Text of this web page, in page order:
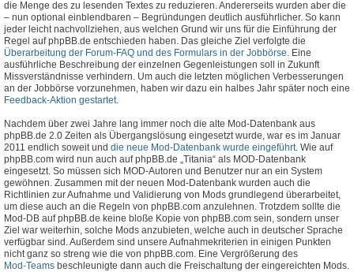
die Menge des zu lesenden Textes zu reduzieren. Andererseits wurden aber die
– nun optional einblendbaren – Begründungen deutlich ausführlicher. So kann
jeder leicht nachvollziehen, aus welchen Grund wir uns für die Einführung der
Regel auf phpBB.de entschieden haben. Das gleiche Ziel verfolgte die
Überarbeitung der Forum-FAQ und des Formulars in der Jobbörse. Eine
ausführliche Beschreibung der einzelnen Gegenleistungen soll in Zukunft
Missverständnisse verhindern. Um auch die letzten möglichen Verbesserungen
an der Jobbörse vorzunehmen, haben wir dazu ein halbes Jahr später noch eine
Feedback-Aktion gestartet.
Nachdem über zwei Jahre lang immer noch die alte Mod-Datenbank aus
phpBB.de 2.0 Zeiten als Übergangslösung eingesetzt wurde, war es im Januar
2011 endlich soweit und die neue Mod-Datenbank wurde eingeführt. Wie auf
phpBB.com wird nun auch auf phpBB.de „Titania“ als MOD-Datenbank
eingesetzt. So müssen sich MOD-Autoren und Benutzer nur an ein System
gewöhnen. Zusammen mit der neuen Mod-Datenbank wurden auch die
Richtlinien zur Aufnahme und Validierung von Mods grundlegend überarbeitet,
um diese auch an die Regeln von phpBB.com anzulehnen. Trotzdem sollte die
Mod-DB auf phpBB.de keine bloße Kopie von phpBB.com sein, sondern unser
Ziel war weiterhin, solche Mods anzubieten, welche auch in deutscher Sprache
verfügbar sind. Außerdem sind unsere Aufnahmekriterien in einigen Punkten
nicht ganz so streng wie die von phpBB.com. Eine Vergrößerung des
Mod-Teams beschleunigte dann auch die Freischaltung der eingereichten Mods.